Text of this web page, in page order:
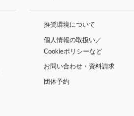
推奨環境について
個人情報の取扱い／
Cookieポリシーなど
お問い合わせ・資料請求
団体予約